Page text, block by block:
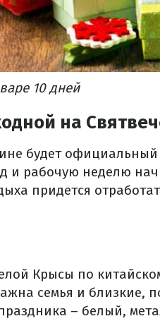
10 дней
на
будет
и рабочую неделю
придется
Крысы по
семья и близкие,
– белый,